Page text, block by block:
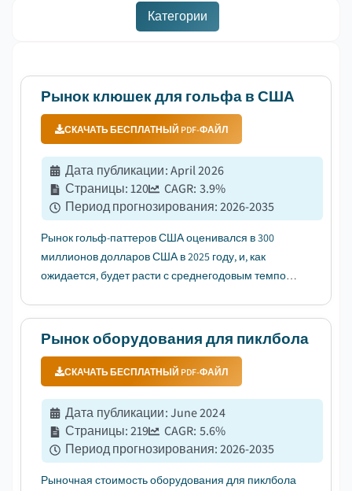
Категории
Рынок клюшек для гольфа в США
СКАЧАТЬ БЕСПЛАТНЫЙ PDF-ФАЙЛ
Дата публикации:April 2026
Страницы:120 CAGR: 3.9%
Период прогнозирования:2026-2035
Рынок гольф-паттеров США оценивался в 300
миллионов долларов США в 2025 году, и, как
ожидается, будет расти с среднегодовым темпом
инерции (MOI) и компенсации ошибок....
Рынок оборудования для пиклбола
СКАЧАТЬ БЕСПЛАТНЫЙ PDF-ФАЙЛ
Дата публикации:June 2024
Страницы:219 CAGR: 5.6%
Период прогнозирования:2026-2035
Рыночная стоимость оборудования для пиклбола